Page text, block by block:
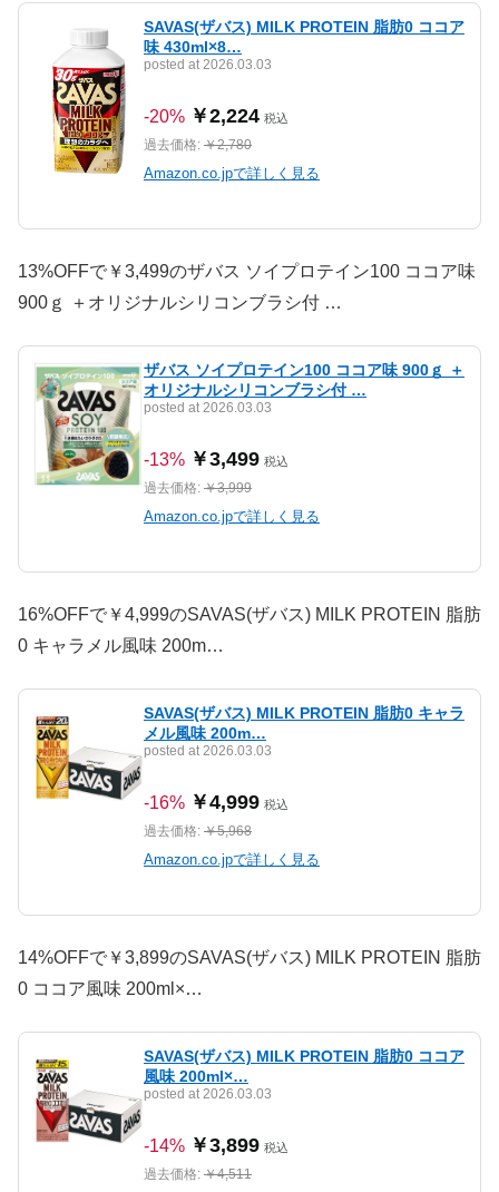
SAVAS(ザバス) MILK PROTEIN 脂肪0 ココア
味 430ml×8…
posted at 2026.03.03
-20% ￥2,224 税込
過去価格: ￥2,780
Amazon.co.jpで詳しく見る
13%OFFで￥3,499のザバス ソイプロテイン100 ココア味
900ｇ ＋オリジナルシリコンブラシ付 …
ザバス ソイプロテイン100 ココア味 900ｇ ＋
オリジナルシリコンブラシ付 …
posted at 2026.03.03
-13% ￥3,499 税込
過去価格: ￥3,999
Amazon.co.jpで詳しく見る
16%OFFで￥4,999のSAVAS(ザバス) MILK PROTEIN 脂肪
0 キャラメル風味 200m…
SAVAS(ザバス) MILK PROTEIN 脂肪0 キャラ
メル風味 200m…
posted at 2026.03.03
-16% ￥4,999 税込
過去価格: ￥5,968
Amazon.co.jpで詳しく見る
14%OFFで￥3,899のSAVAS(ザバス) MILK PROTEIN 脂肪
0 ココア風味 200ml×…
SAVAS(ザバス) MILK PROTEIN 脂肪0 ココア
風味 200ml×…
posted at 2026.03.03
-14% ￥3,899 税込
過去価格: ￥4,511